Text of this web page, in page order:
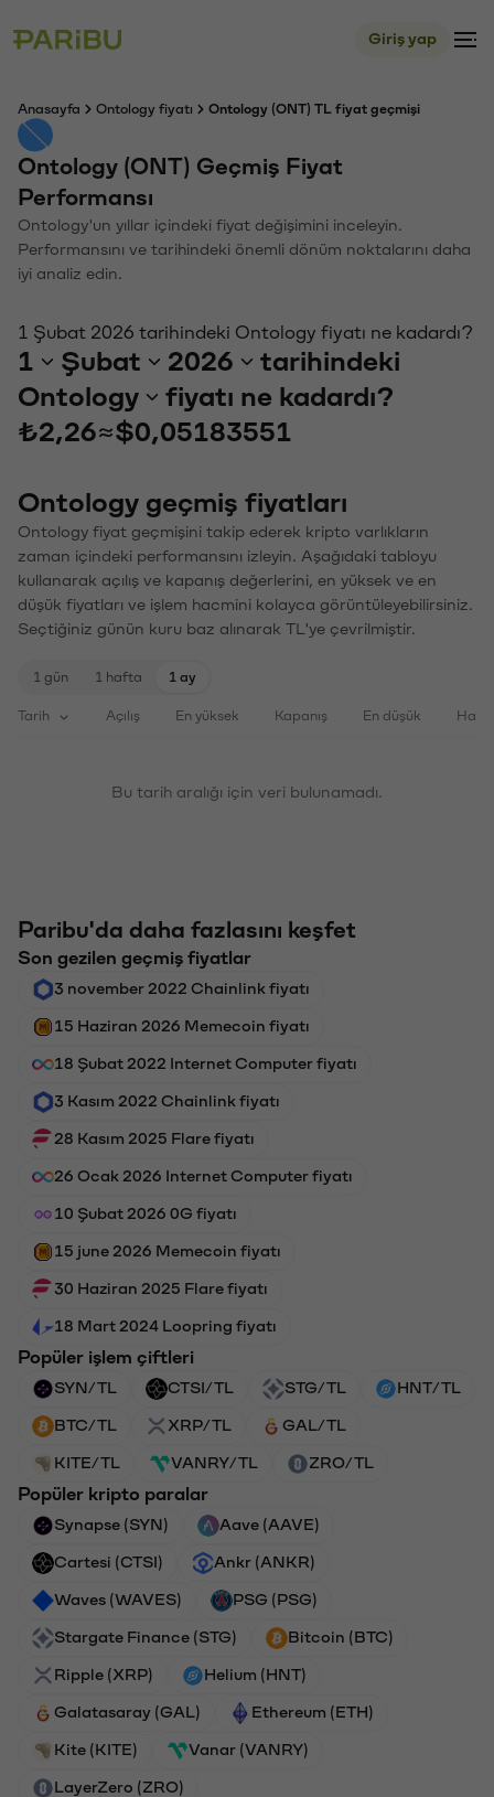
Giriş yap
Anasayfa Ontology fiyatı Ontology (ONT) TL fiyat geçmişi
Ontology (ONT) Geçmiş Fiyat
Performansı
Ontology'un yıllar içindeki fiyat değişimini inceleyin.
Performansını ve tarihindeki önemli dönüm noktalarını daha
iyi analiz edin.
1 Şubat 2026 tarihindeki Ontology fiyatı ne kadardı?
1 Şubat 2026
tarihindeki
Ontology
fiyatı ne kadardı?
₺2,26≈$0,05183551
Ontology geçmiş fiyatları
Ontology fiyat geçmişini takip ederek kripto varlıkların
zaman içindeki performansını izleyin. Aşağıdaki tabloyu
kullanarak açılış ve kapanış değerlerini, en yüksek ve en
düşük fiyatları ve işlem hacmini kolayca görüntüleyebilirsiniz.
Seçtiğiniz günün kuru baz alınarak TL'ye çevrilmiştir.
1 gün 1 hafta 1 ay
Tarih Açılış En yüksek Kapanış En düşük
Bu tarih aralığı için veri bulunamadı.
Paribu'da daha fazlasını keşfet
Son gezilen geçmiş fiyatlar
3 november 2022 Chainlink fiyatı
15 Haziran 2026 Memecoin fiyatı
18 Şubat 2022 Internet Computer fiyatı
3 Kasım 2022 Chainlink fiyatı
28 Kasım 2025 Flare fiyatı
26 Ocak 2026 Internet Computer fiyatı
10 Şubat 2026 0G fiyatı
15 june 2026 Memecoin fiyatı
30 Haziran 2025 Flare fiyatı
18 Mart 2024 Loopring fiyatı
Popüler işlem çiftleri
SYN/TL CTSI/TL STG/TL HNT/TL
BTC/TL XRP/TL GAL/TL
KITE/TL VANRY/TL ZRO/TL
Popüler kripto paralar
Synapse (SYN) Aave (AAVE)
Cartesi (CTSI) Ankr (ANKR)
Waves (WAVES) PSG (PSG)
Stargate Finance (STG) Bitcoin (BTC)
Ripple (XRP) Helium (HNT)
Galatasaray (GAL) Ethereum (ETH)
Kite (KITE) Vanar (VANRY)
LayerZero (ZRO)